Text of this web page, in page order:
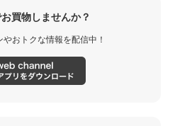
買物しませんか？
おトクな情報を配信中！